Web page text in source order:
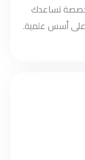
تساعدك
على أسس علمية.